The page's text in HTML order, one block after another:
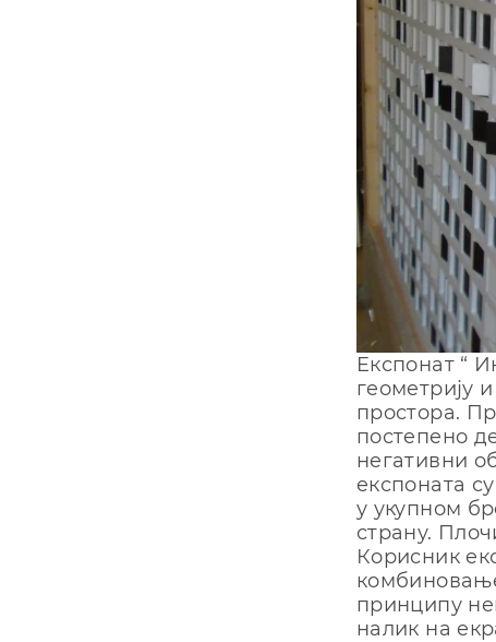
Eкспoнaт “
гeoмeтриjу
прoстoрa.
пoстeпeнo
нeгaтивни
eкспoнaтa
у укупнoм
стрaну.
Кoрисник
принципу
нaлик нa